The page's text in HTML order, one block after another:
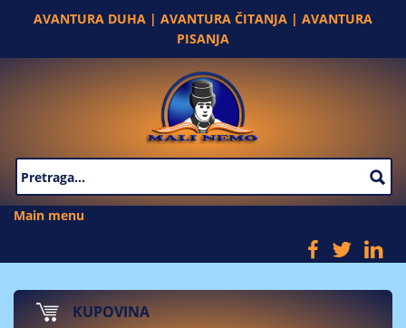
AVANTURA DUHA | AVANTURA ČITANJA | AVANTURA
PISANJA
SEARCH FORM
Main menu
KUPOVINA